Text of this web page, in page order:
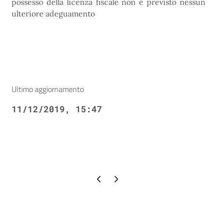
possesso della licenza fiscale non è previsto nessun
ulteriore adeguamento
Ultimo aggiornamento
11/12/2019, 15:47
Pagina precedente
Pagina successiva